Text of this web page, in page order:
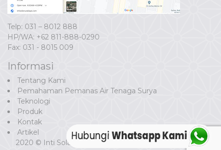
Telp: 031 – 8012 888
HP/WA: +62 811-888-0290
Fax: 031 - 8015 009
Informasi
Tentang Kami
Pemahaman Pemanas Air Tenaga Surya
Teknologi
Produk
Kontak
Artikel
2020 © Inti Solar Surabaya. Developed by
Gogo Digital.